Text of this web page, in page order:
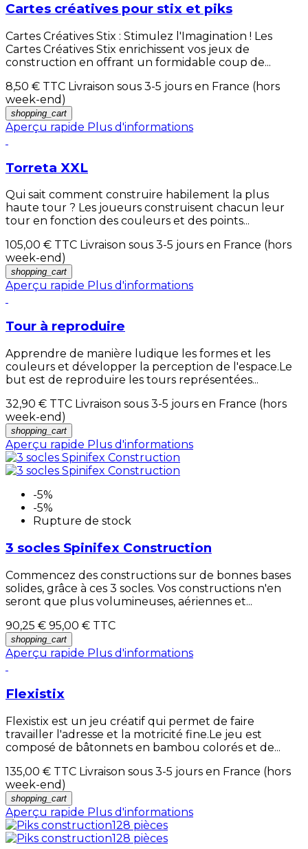
Cartes créatives pour stix et piks
Cartes Créatives Stix : Stimulez l'Imagination ! Les
Cartes Créatives Stix enrichissent vos jeux de
construction en offrant un formidable coup de...
8,50 € TTC Livraison sous 3-5 jours en France (hors
week-end)
shopping_cart
Aperçu rapide Plus d'informations
Torreta XXL
Qui sait comment construire habilement la plus
haute tour ? Les joueurs construisent chacun leur
tour en fonction des couleurs et des points...
105,00 € TTC Livraison sous 3-5 jours en France (hors
week-end)
shopping_cart
Aperçu rapide Plus d'informations
Tour à reproduire
Apprendre de manière ludique les formes et les
couleurs et développer la perception de l'espace.Le
but est de reproduire les tours représentées...
32,90 € TTC Livraison sous 3-5 jours en France (hors
week-end)
shopping_cart
Aperçu rapide Plus d'informations
-5%
-5%
Rupture de stock
3 socles Spinifex Construction
Commencez des constructions sur de bonnes bases
solides, grâce à ces 3 socles. Vos constructions n'en
seront que plus volumineuses, aériennes et...
90,25 € 95,00 € TTC
shopping_cart
Aperçu rapide Plus d'informations
Flexistix
Flexistix est un jeu créatif qui permet de faire
travailler l'adresse et la motricité fine.Le jeu est
composé de bâtonnets en bambou colorés et de...
135,00 € TTC Livraison sous 3-5 jours en France (hors
week-end)
shopping_cart
Aperçu rapide Plus d'informations